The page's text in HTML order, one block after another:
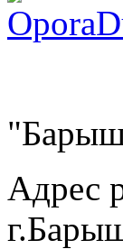
Адрес